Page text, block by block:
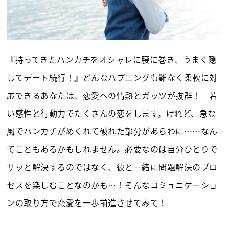
『持ってきたハンカチをオシャレに腰に巻き、うまく隠
してデート続行！』どんなハプニングも難なく柔軟に対
応できるあなたは、恋愛への情熱とガッツが抜群！ 若
い感性と行動力でたくさんの恋をします。けれど、急な
風でハンカチがめくれて破れた部分があらわに……なん
てこともあるかもしれません。必要なのは自分ひとりで
サッと解決するのではなく、彼と一緒に問題解決のプロ
セスを楽しむことなのかも…！そんなコミュニケーショ
ンの取り方で恋愛を一歩前進させてみて！